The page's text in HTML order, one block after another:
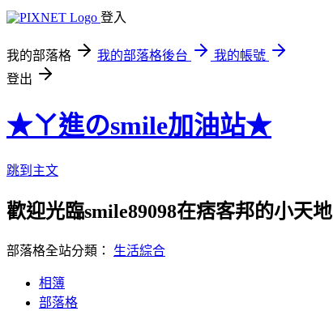
登入
我的部落格 我的部落格後台
我的帳號
登出
★ㄚ進のsmile加油站★
跳到主文
歡迎光臨smile89098在痞客邦的小天地
部落格全站分類： 生活綜合
相簿
部落格